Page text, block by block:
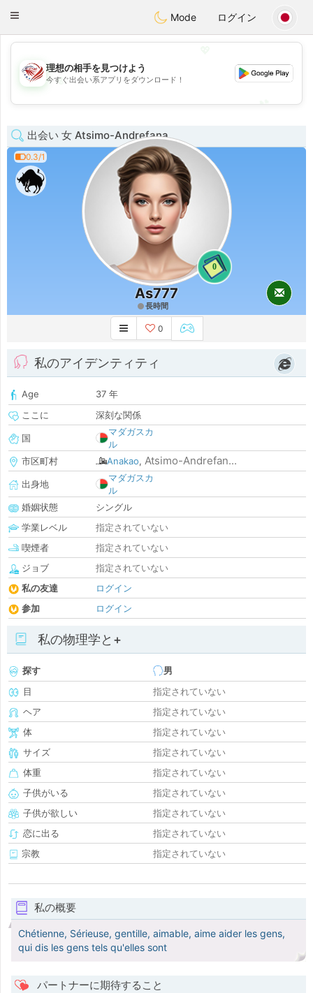
StatesDating
Toggle
Mode ログイン
💖
理想の相手を見つけよう
今すぐ出会い系アプリをダウンロード！
出会い 女 Atsimo-Andrefana
0.3/1
0
As777
長時間
0
私のアイデンティティ
Age
37 年
ここに
深刻な関係
国
マダガスカ
ル
市区町村
Anakao, Atsimo-Andrefan...
出身地
マダガスカ
ル
婚姻状態
シングル
学業レベル
指定されていない
喫煙者
指定されていない
ジョブ
指定されていない
私の友達
ログイン
参加
ログイン
私の物理学と+
探す
男
目
指定されていない
ヘア
指定されていない
体
指定されていない
サイズ
指定されていない
体重
指定されていない
子供がいる
指定されていない
子供が欲しい
指定されていない
恋に出る
指定されていない
宗教
指定されていない
私の概要
Chétienne, Sérieuse, gentille, aimable, aime aider les gens,
qui dis les gens tels qu'elles sont
パートナーに期待すること